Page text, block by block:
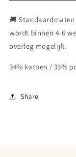
🚚
wordt binnen 4-6
overleg mogelijk.
34% katoen / 33%
Share